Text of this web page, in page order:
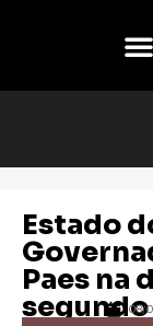
Estado
Paes na
segundo
08/